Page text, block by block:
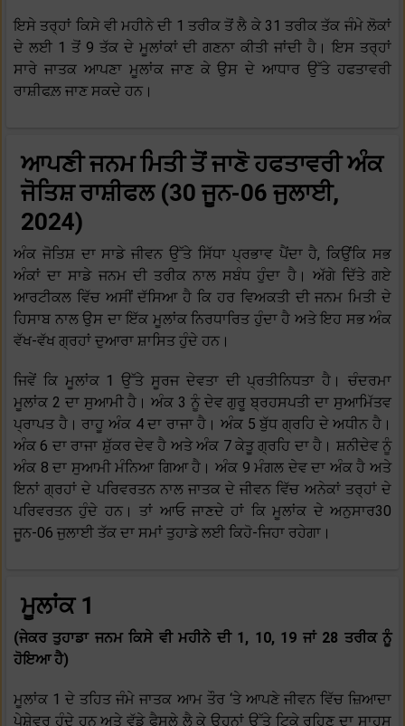
ਇਸੇ ਤਰ੍ਹਾਂ ਕਿਸੇ ਵੀ ਮਹੀਨੇ ਦੀ 1 ਤਰੀਕ ਤੋਂ ਲੈ ਕੇ 31 ਤਰੀਕ ਤੱਕ ਜੰਮੇ ਲੋਕਾਂ
ਦੇ ਲਈ 1 ਤੋਂ 9 ਤੱਕ ਦੇ ਮੂਲਾਂਕਾਂ ਦੀ ਗਣਨਾ ਕੀਤੀ ਜਾਂਦੀ ਹੈ। ਇਸ ਤਰ੍ਹਾਂ
ਸਾਰੇ ਜਾਤਕ ਆਪਣਾ ਮੂਲਾਂਕ ਜਾਣ ਕੇ ਉਸ ਦੇ ਆਧਾਰ ਉੱਤੇ ਹਫਤਾਵਰੀ
ਰਾਸ਼ੀਫਲ਼ ਜਾਣ ਸਕਦੇ ਹਨ।
ਆਪਣੀ ਜਨਮ ਮਿਤੀ ਤੋਂ ਜਾਣੋ ਹਫਤਾਵਰੀ ਅੰਕ
ਜੋਤਿਸ਼ ਰਾਸ਼ੀਫਲ (30 ਜੂਨ-06 ਜੁਲਾਈ,
2024)
ਅੰਕ ਜੋਤਿਸ਼ ਦਾ ਸਾਡੇ ਜੀਵਨ ਉੱਤੇ ਸਿੱਧਾ ਪ੍ਰਭਾਵ ਪੈਂਦਾ ਹੈ, ਕਿਉਂਕਿ ਸਭ
ਅੰਕਾਂ ਦਾ ਸਾਡੇ ਜਨਮ ਦੀ ਤਰੀਕ ਨਾਲ ਸਬੰਧ ਹੁੰਦਾ ਹੈ। ਅੱਗੇ ਦਿੱਤੇ ਗਏ
ਆਰਟੀਕਲ ਵਿੱਚ ਅਸੀਂ ਦੱਸਿਆ ਹੈ ਕਿ ਹਰ ਵਿਅਕਤੀ ਦੀ ਜਨਮ ਮਿਤੀ ਦੇ
ਹਿਸਾਬ ਨਾਲ ਉਸ ਦਾ ਇੱਕ ਮੂਲਾਂਕ ਨਿਰਧਾਰਿਤ ਹੁੰਦਾ ਹੈ ਅਤੇ ਇਹ ਸਭ ਅੰਕ
ਵੱਖ-ਵੱਖ ਗ੍ਰਹਾਂ ਦੁਆਰਾ ਸ਼ਾਸਿਤ ਹੁੰਦੇ ਹਨ।
ਜਿਵੇਂ ਕਿ ਮੂਲਾਂਕ 1 ਉੱਤੇ ਸੂਰਜ ਦੇਵਤਾ ਦੀ ਪ੍ਰਤੀਨਿਧਤਾ ਹੈ। ਚੰਦਰਮਾ
ਮੂਲਾਂਕ 2 ਦਾ ਸੁਆਮੀ ਹੈ। ਅੰਕ 3 ਨੂੰ ਦੇਵ ਗੁਰੂ ਬ੍ਰਹਸਪਤੀ ਦਾ ਸੁਆਮਿੱਤਵ
ਪ੍ਰਾਪਤ ਹੈ। ਰਾਹੂ ਅੰਕ 4 ਦਾ ਰਾਜਾ ਹੈ। ਅੰਕ 5 ਬੁੱਧ ਗ੍ਰਹਿ ਦੇ ਅਧੀਨ ਹੈ।
ਅੰਕ 6 ਦਾ ਰਾਜਾ ਸ਼ੁੱਕਰ ਦੇਵ ਹੈ ਅਤੇ ਅੰਕ 7 ਕੇਤੂ ਗ੍ਰਹਿ ਦਾ ਹੈ। ਸ਼ਨੀਦੇਵ ਨੂੰ
ਅੰਕ 8 ਦਾ ਸੁਆਮੀ ਮੰਨਿਆ ਗਿਆ ਹੈ। ਅੰਕ 9 ਮੰਗਲ ਦੇਵ ਦਾ ਅੰਕ ਹੈ ਅਤੇ
ਇਨਾਂ ਗ੍ਰਹਾਂ ਦੇ ਪਰਿਵਰਤਨ ਨਾਲ ਜਾਤਕ ਦੇ ਜੀਵਨ ਵਿੱਚ ਅਨੇਕਾਂ ਤਰ੍ਹਾਂ ਦੇ
ਪਰਿਵਰਤਨ ਹੁੰਦੇ ਹਨ। ਤਾਂ ਆਓ ਜਾਣਦੇ ਹਾਂ ਕਿ ਮੂਲਾਂਕ ਦੇ ਅਨੁਸਾਰ30
ਜੂਨ-06 ਜੁਲਾਈ ਤੱਕ ਦਾ ਸਮਾਂ ਤੁਹਾਡੇ ਲਈ ਕਿਹੋ-ਜਿਹਾ ਰਹੇਗਾ।
ਮੂਲਾਂਕ 1
(ਜੇਕਰ ਤੁਹਾਡਾ ਜਨਮ ਕਿਸੇ ਵੀ ਮਹੀਨੇ ਦੀ 1, 10, 19 ਜਾਂ 28 ਤਰੀਕ ਨੂੰ
ਹੋਇਆ ਹੈ)
ਮੂਲਾਂਕ 1 ਦੇ ਤਹਿਤ ਜੰਮੇ ਜਾਤਕ ਆਮ ਤੌਰ ‘ਤੇ ਆਪਣੇ ਜੀਵਨ ਵਿੱਚ ਜ਼ਿਆਦਾ
ਪੇਸ਼ੇਵਰ ਹੁੰਦੇ ਹਨ ਅਤੇ ਵੱਡੇ ਫੈਸਲੇ ਲੈ ਕੇ ਉਹਨਾਂ ਉੱਤੇ ਟਿਕੇ ਰਹਿਣ ਦਾ ਸਾਹਸ